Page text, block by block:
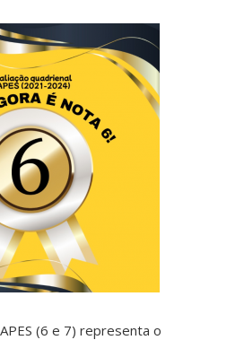
(6 e 7) representa o